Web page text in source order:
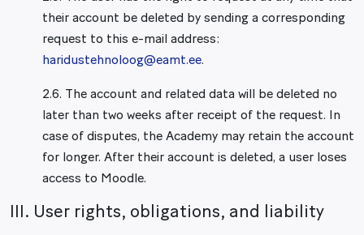
their account be deleted by sending a corresponding
request to this e-mail address:
haridustehnoloog@eamt.ee.
2.6. The account and related data will be deleted no
later than two weeks after receipt of the request. In
case of disputes, the Academy may retain the account
for longer. After their account is deleted, a user loses
access to Moodle.
III. User rights, obligations, and liability